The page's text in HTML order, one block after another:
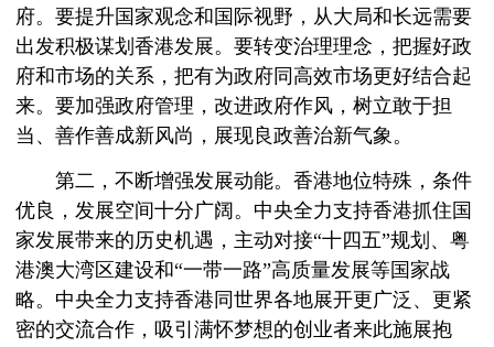
府。要提升国家观念和国际视野，从大局和长远需要
出发积极谋划香港发展。要转变治理理念，把握好政
府和市场的关系，把有为政府同高效市场更好结合起
来。要加强政府管理，改进政府作风，树立敢于担
当、善作善成新风尚，展现良政善治新气象。
第二，不断增强发展动能。香港地位特殊，条件
优良，发展空间十分广阔。中央全力支持香港抓住国
家发展带来的历史机遇，主动对接“十四五”规划、粤
港澳大湾区建设和“一带一路”高质量发展等国家战
略。中央全力支持香港同世界各地展开更广泛、更紧
密的交流合作，吸引满怀梦想的创业者来此施展抱